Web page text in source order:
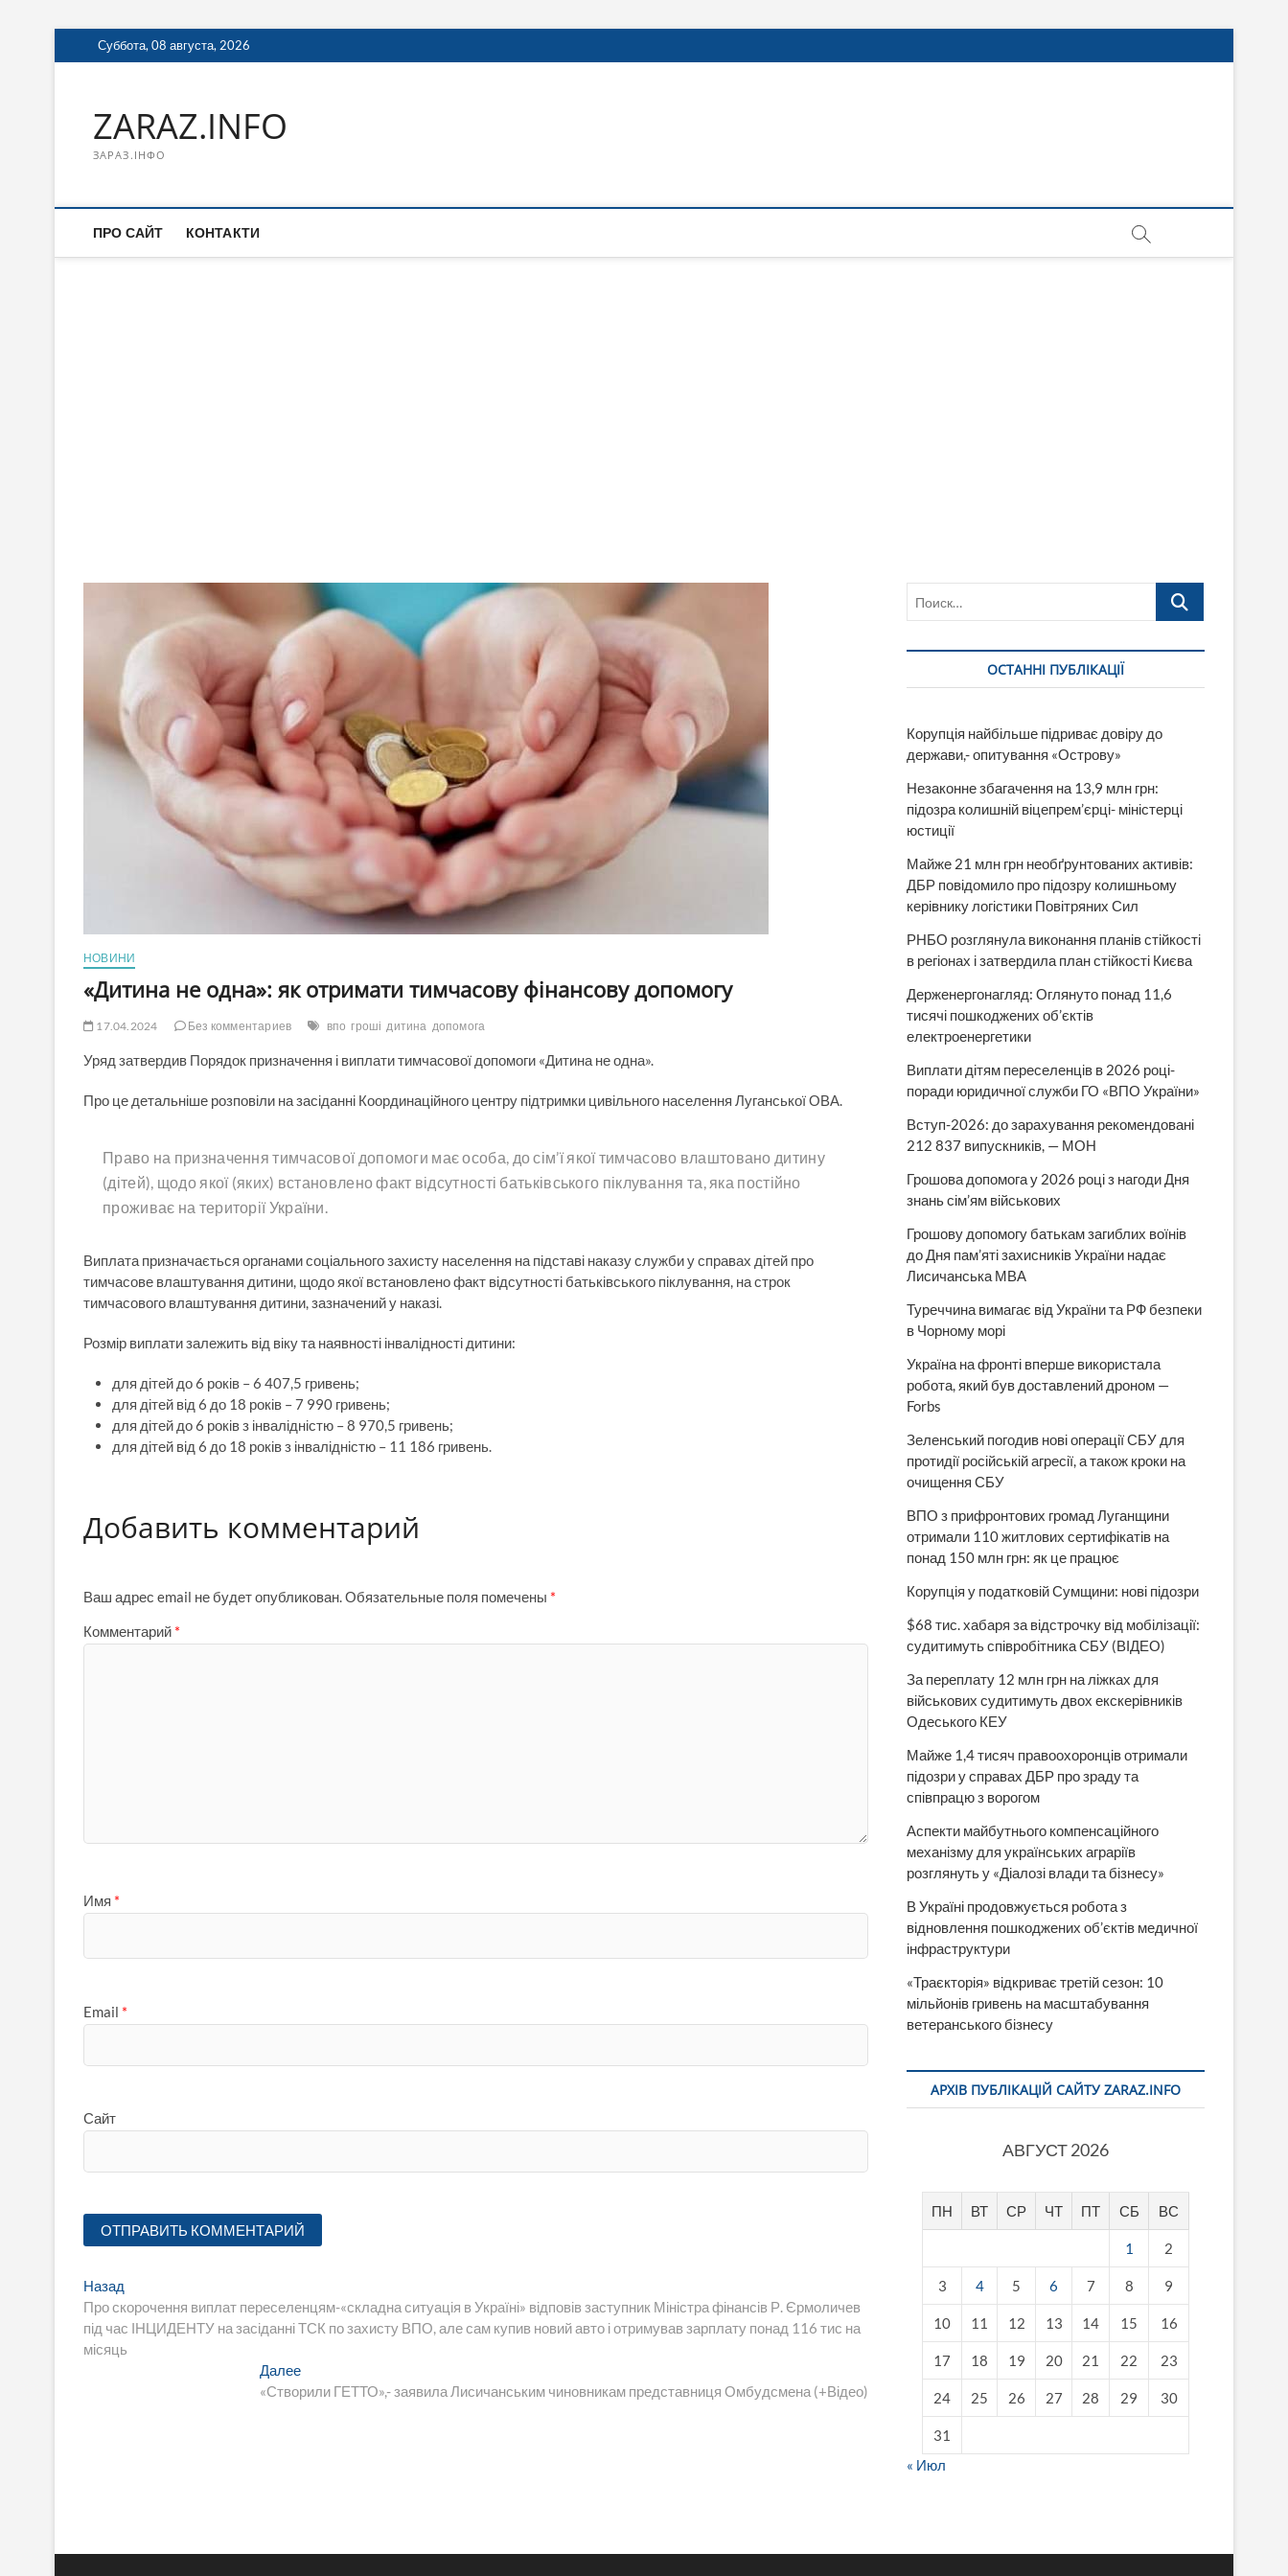
Перейти
к
Суббота, 08 августа, 2026
ZARAZ.INFO
ЗАРАЗ.ІНФО
ПРО САЙТ КОНТАКТИ
НОВИНИ
«Дитина не одна»: як отримати тимчасову фінансову допомогу
17.04.2024 Без комментариев впо гроші дитина допомога
Уряд затвердив Порядок призначення і виплати тимчасової допомоги «Дитина не одна».
Про це детальніше розповіли на засіданні Координаційного центру підтримки цивільного населення Луганської ОВА.
Право на призначення тимчасової допомоги має особа, до сім’ї якої тимчасово влаштовано дитину
(дітей), щодо якої (яких) встановлено факт відсутності батьківського піклування та, яка постійно
проживає на території України.
Виплата призначається органами соціального захисту населення на підставі наказу служби у справах дітей про
тимчасове влаштування дитини, щодо якої встановлено факт відсутності батьківського піклування, на строк
тимчасового влаштування дитини, зазначений у наказі.
Розмір виплати залежить від віку та наявності інвалідності дитини:
для дітей до 6 років – 6 407,5 гривень;
для дітей від 6 до 18 років – 7 990 гривень;
для дітей до 6 років з інвалідністю – 8 970,5 гривень;
для дітей від 6 до 18 років з інвалідністю – 11 186 гривень.
Добавить комментарий
Ваш адрес email не будет опубликован.Обязательные поля помечены *
Комментарий *
Имя *
Email *
Сайт
Навигация
по
записям
Назад
запись:
Про скорочення виплат переселенцям-«складна ситуація в Україні» відповів заступник Міністра фінансів Р. Єрмоличев
під час ІНЦИДЕНТУ на засіданні ТСК по захисту ВПО, але сам купив новий авто і отримував зарплату понад 116 тис на
місяць
ДалееСледующая
запись:
«Створили ГЕТТО»,- заявила Лисичанським чиновникам представниця Омбудсмена (+Відео)
Поиск…
ОСТАННІ ПУБЛІКАЦІЇ
Корупція найбільше підриває довіру до
держави,- опитування «Острову»
Незаконне збагачення на 13,9 млн грн:
підозра колишній віцепрем’єрці- міністерці
юстиції
Майже 21 млн грн необґрунтованих активів:
ДБР повідомило про підозру колишньому
керівнику логістики Повітряних Сил
РНБО розглянула виконання планів стійкості
в регіонах і затвердила план стійкості Києва
Держенергонагляд: Оглянуто понад 11,6
тисячі пошкоджених об’єктів
електроенергетики
Виплати дітям переселенців в 2026 році-
поради юридичної служби ГО «ВПО України»
Вступ-2026: до зарахування рекомендовані
212 837 випускників, — МОН
Грошова допомога у 2026 році з нагоди Дня
знань сім’ям військових
Грошову допомогу батькам загиблих воїнів
до Дня пам’яті захисників України надає
Лисичанська МВА
Туреччина вимагає від України та РФ безпеки
в Чорному морі
Україна на фронті вперше використала
робота, який був доставлений дроном —
Forbs
Зеленський погодив нові операції СБУ для
протидії російській агресії, а також кроки на
очищення СБУ
ВПО з прифронтових громад Луганщини
отримали 110 житлових сертифікатів на
понад 150 млн грн: як це працює
Корупція у податковій Сумщини: нові підозри
$68 тис. хабаря за відстрочку від мобілізації:
судитимуть співробітника СБУ (ВІДЕО)
За переплату 12 млн грн на ліжках для
військових судитимуть двох екскерівників
Одеського КЕУ
Майже 1,4 тисяч правоохоронців отримали
підозри у справах ДБР про зраду та
співпрацю з ворогом
Аспекти майбутнього компенсаційного
механізму для українських аграріїв
розглянуть у «Діалозі влади та бізнесу»
В Україні продовжується робота з
відновлення пошкоджених об’єктів медичної
інфраструктури
«Траєкторія» відкриває третій сезон: 10
мільйонів гривень на масштабування
ветеранського бізнесу
АРХІВ ПУБЛІКАЦІЙ САЙТУ ZARAZ.INFO
АВГУСТ 2026
ПН ВТ СР ЧТ ПТ СБ ВС
1 2
3 4 5 6 7 8 9
10 11 12 13 14 15 16
17 18 19 20 21 22 23
24 25 26 27 28 29 30
31
« Июл